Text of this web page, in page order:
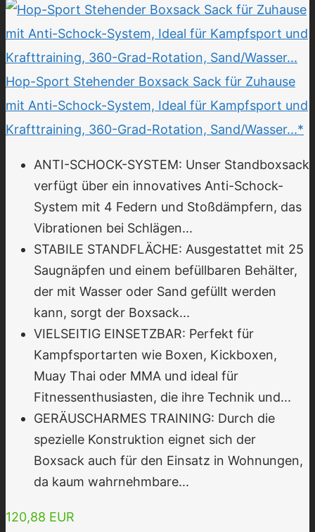
Hop-Sport Stehender Boxsack Sack für Zuhause
mit Anti-Schock-System, Ideal für Kampfsport und
Krafttraining, 360-Grad-Rotation, Sand/Wasser...*
ANTI-SCHOCK-SYSTEM: Unser Standboxsack
verfügt über ein innovatives Anti-Schock-
System mit 4 Federn und Stoßdämpfern, das
Vibrationen bei Schlägen...
STABILE STANDFLÄCHE: Ausgestattet mit 25
Saugnäpfen und einem befüllbaren Behälter,
der mit Wasser oder Sand gefüllt werden
kann, sorgt der Boxsack...
VIELSEITIG EINSETZBAR: Perfekt für
Kampfsportarten wie Boxen, Kickboxen,
Muay Thai oder MMA und ideal für
Fitnessenthusiasten, die ihre Technik und...
GERÄUSCHARMES TRAINING: Durch die
spezielle Konstruktion eignet sich der
Boxsack auch für den Einsatz in Wohnungen,
da kaum wahrnehmbare...
120,88 EUR